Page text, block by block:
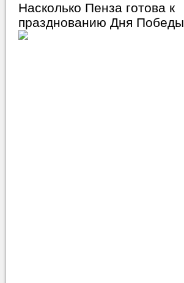
Насколько Пенза готова к
празднованию Дня Победы